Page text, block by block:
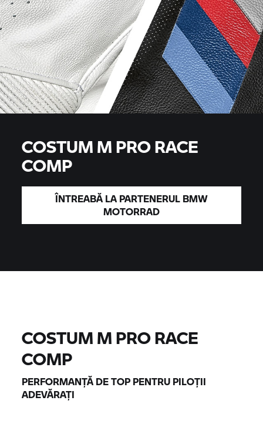
COSTUM M PRO RACE
COMP
ÎNTREABĂ LA PARTENERUL BMW
MOTORRAD
COSTUM M PRO RACE
COMP
PERFORMANȚĂ DE TOP PENTRU PILOȚII
ADEVĂRAȚI